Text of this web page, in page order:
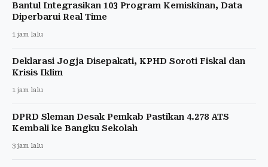
Bantul Integrasikan 103 Program Kemiskinan, Data
Diperbarui Real Time
1 jam lalu
Deklarasi Jogja Disepakati, KPHD Soroti Fiskal dan
Krisis Iklim
1 jam lalu
DPRD Sleman Desak Pemkab Pastikan 4.278 ATS
Kembali ke Bangku Sekolah
3 jam lalu